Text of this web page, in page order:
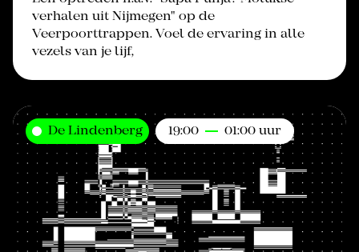
verhalen uit Nijmegen" op de
Veerpoorttrappen. Voel de ervaring in alle
vezels van je lijf,
De Lindenberg 19:00 01:00 uur